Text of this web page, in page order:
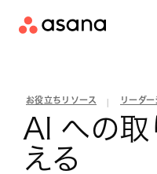
セールス
お役立ちリソース リーダ
AI への取
える